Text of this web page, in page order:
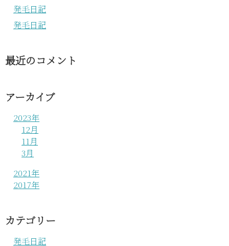
発毛日記
発毛日記
最近のコメント
アーカイブ
2023年
12月
11月
3月
2021年
2017年
カテゴリー
発毛日記